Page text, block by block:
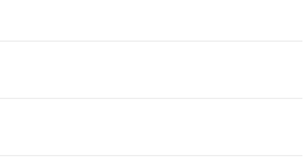
ムに別れてデスマッチ形式のフラッグ